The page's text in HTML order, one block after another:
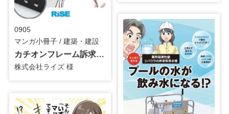
0905
マンガ小冊子 / 建築・建設
カチオンフレーム訴求用_マンガ小冊子
株式会社ライズ 様